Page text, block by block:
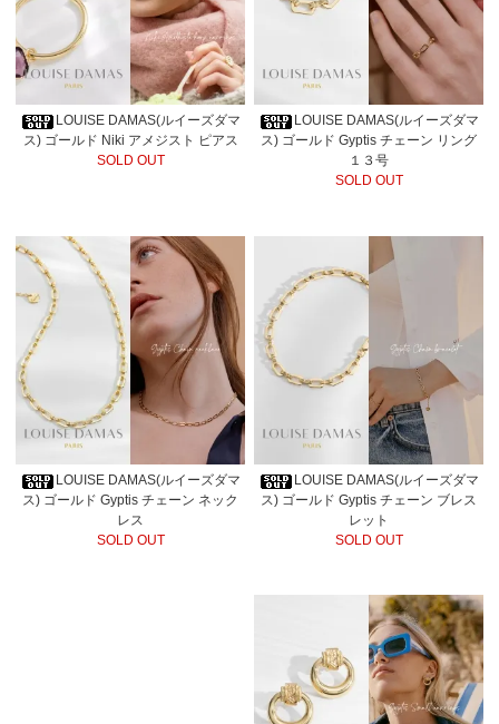
LOUISE DAMAS(ルイーズダマ
ス) ゴールド Niki アメジスト ピアス
SOLD OUT
LOUISE DAMAS(ルイーズダマ
ス) ゴールド Gyptis チェーン リング
１３号
SOLD OUT
LOUISE DAMAS(ルイーズダマ
ス) ゴールド Gyptis チェーン ネック
レス
SOLD OUT
LOUISE DAMAS(ルイーズダマ
ス) ゴールド Gyptis チェーン ブレス
レット
SOLD OUT